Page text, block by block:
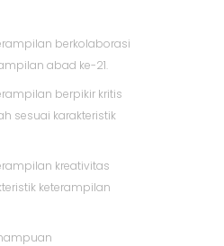
berkolaborasi
abad ke-21.
berpikir kritis
sesuai karakteristik
kreativitas
keterampilan